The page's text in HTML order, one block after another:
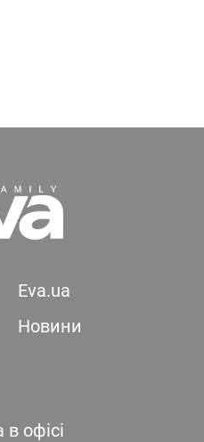
Eva.ua
Новини
офісі